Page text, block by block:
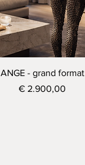
Visualização rápida
ANGE - grand format
Preço
€ 2.900,00